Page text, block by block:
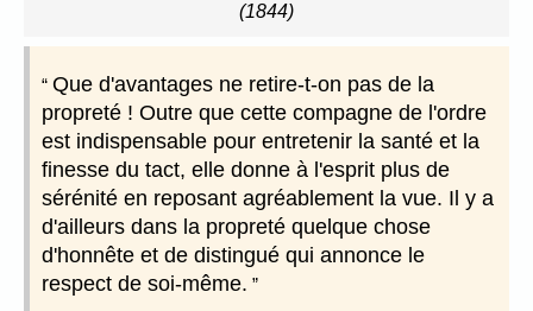
(1844)
Que d'avantages ne retire-t-on pas de la
propreté ! Outre que cette compagne de l'ordre
est indispensable pour entretenir la santé et la
finesse du tact, elle donne à l'esprit plus de
sérénité en reposant agréablement la vue. Il y a
d'ailleurs dans la propreté quelque chose
d'honnête et de distingué qui annonce le
respect de soi-même.